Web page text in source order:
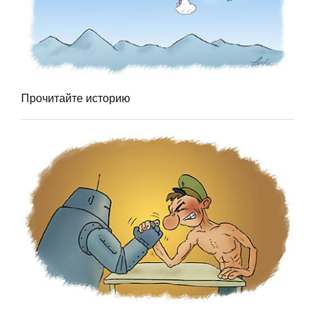
Прочитайте историю